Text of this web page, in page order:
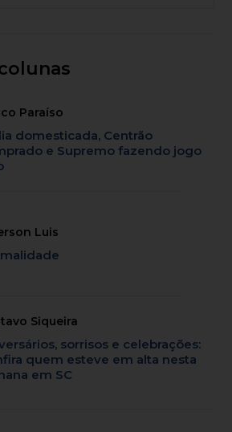
Paraíso
domesticada, Centrão
e Supremo fazendo jogo
Luis
Siqueira
sorrisos e celebrações:
quem esteve em alta nesta
em SC